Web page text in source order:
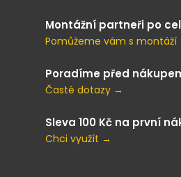
Montážní partneři po
Pomůžeme vám s montáží
Poradíme před
Časté dotazy →
Sleva 100 Kč na první
Chci využít →